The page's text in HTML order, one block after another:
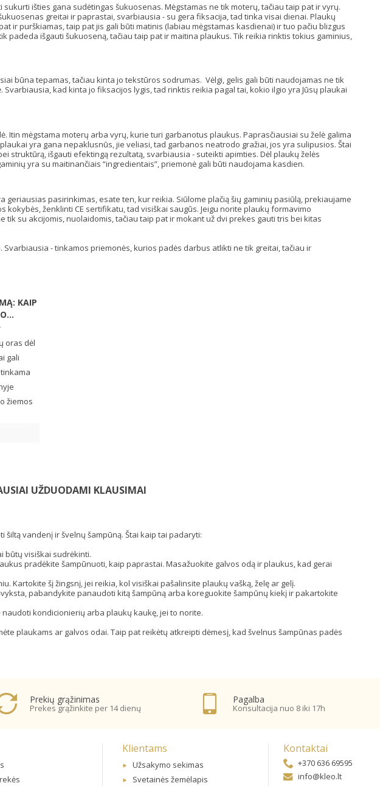
išties gana sudėtingas šukuosenas. Mėgstamas ne tik moterų, tačiau taip pat ir vyrų.
greitai ir paprastai, svarbiausia - su gera fiksacija, tad tinka visai dienai. Plaukų
ir purškiamas, taip pat jis gali būti matinis (labiau mėgstamas kasdienai) ir tuo pačiu blizgus
padeda išgauti šukuoseną, tačiau taip pat ir maitina plaukus. Tik reikia rinktis tokius gaminius,
būna tepamas, tačiau kinta jo tekstūros sodrumas. Vėlgi, gelis gali būti naudojamas ne tik
kad kinta jo fiksacijos lygis, tad rinktis reikia pagal tai, kokio ilgio yra Jūsų plaukai
mėgstama moterų arba vyrų, kurie turi garbanotus plaukus. Paprasčiausiai su želė galima
yra gana nepaklusnūs, jie veliasi, tad garbanos neatrodo gražiai, jos yra sulipusios. Štai
struktūrą, išgauti efektingą rezultatą, svarbiausia - suteikti apimties. Dėl plaukų želės
yra su maitinančiais “ingredientais”, priemonė gali būti naudojama kasdien.
geriausias pasirinkimas, esate ten, kur reikia. Siūlome plačią šių gaminių pasiūlą, prekiaujame
ženklinti CE sertifikatu, tad visiškai saugūs. Jeigu norite plaukų formavimo
su akcijomis, nuolaidomis, tačiau taip pat ir mokant už dvi prekes gauti tris bei kitas
- tinkamos priemonės, kurios padės darbus atlikti ne tik greitai, tačiau ir
KAIP
oras dėl
gali
žiemos
UŽDUODAMI KLAUSIMAI
vandenį ir švelnų šampūną. Štai kaip tai padaryti:
būtų visiškai sudrėkinti.
pradėkite šampūnuoti, kaip paprastai. Masažuokite galvos odą ir plaukus, kad gerai
Kartokite šį žingsnį, jei reikia, kol visiškai pašalinsite plaukų vašką, želę ar gelį.
pabandykite panaudoti kitą šampūną arba koreguokite šampūnų kiekį ir pakartokite
kondicionierių arba plaukų kaukę, jei to norite.
plaukams ar galvos odai. Taip pat reikėtų atkreipti dėmesį, kad švelnus šampūnas padės
Prekių grąžinimas
Prekes grąžinkite per 14 dienų
Pagalba
Konsultacija nuo 8 iki 17h
Klientams
Užsakymo sekimas
Svetainės žemėlapis
Kontaktai
+370 636 69595
info@kleo.lt